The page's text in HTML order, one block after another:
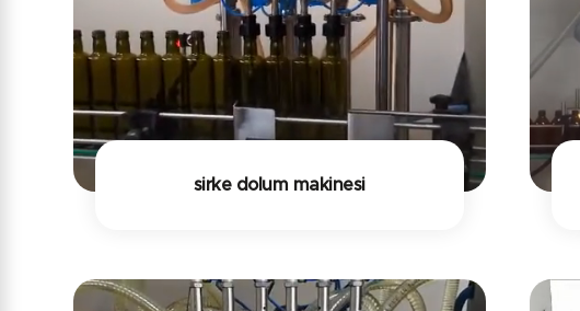
sirke dolum makinesi